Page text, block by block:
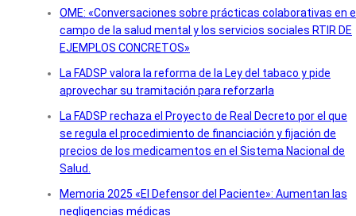
OME: «Conversaciones sobre prácticas colaborativas en
campo de la salud mental y los servicios sociales RTIR DE
EJEMPLOS CONCRETOS»
La FADSP valora la reforma de la Ley del tabaco y pide
aprovechar su tramitación para reforzarla
La FADSP rechaza el Proyecto de Real Decreto por el que
se regula el procedimiento de financiación y fijación de
precios de los medicamentos en el Sistema Nacional de
Salud.
Memoria 2025 «El Defensor del Paciente»: Aumentan las
negligencias médicas